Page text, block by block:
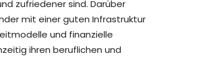
zufriedener sind. Darüber
mit einer guten Infrastruktur
und finanzielle
ihren beruflichen und